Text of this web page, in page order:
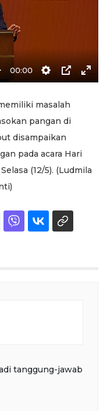
00:00
Settings
PIP
masalah
pangan di
disampaikan
pada acara Hari
(12/5). (Ludmila
tanggung-jawab